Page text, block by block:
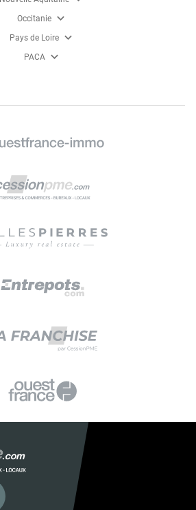
Occitanie expand_more
Pays de Loire expand_more
PACA expand_more